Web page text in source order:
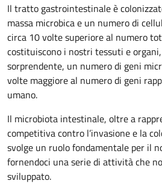
Il tratto gastrointestinale è
massa microbica e un numero di
circa 10 volte superiore al numero
costituiscono i nostri tessuti e
sorprendente, un numero di geni
volte maggiore al numero di geni
umano.
Il microbiota intestinale, oltre a
competitiva contro l’invasione e la
svolge un ruolo fondamentale per il
fornendoci una serie di attività che
sviluppato.